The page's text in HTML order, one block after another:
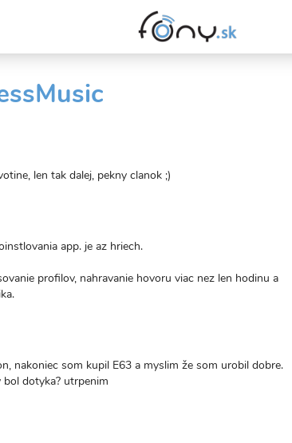
len tak dalej, pekny clanok ;)
app. je az hriech.
profilov, nahravanie hovoru viac nez len hodinu a
nakoniec som kupil E63 a myslim že som urobil dobre.
dotyka? utrpenim